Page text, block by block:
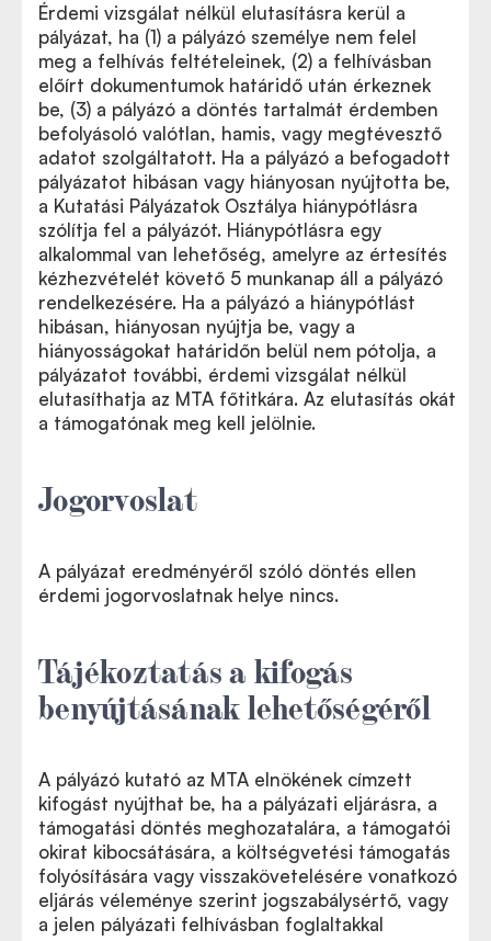
Érdemi vizsgálat nélkül elutasításra kerül a
pályázat, ha (1) a pályázó személye nem felel
meg a felhívás feltételeinek, (2) a felhívásban
előírt dokumentumok határidő után érkeznek
be, (3) a pályázó a döntés tartalmát érdemben
befolyásoló valótlan, hamis, vagy megtévesztő
adatot szolgáltatott. Ha a pályázó a befogadott
pályázatot hibásan vagy hiányosan nyújtotta be,
a Kutatási Pályázatok Osztálya hiánypótlásra
szólítja fel a pályázót. Hiánypótlásra egy
alkalommal van lehetőség, amelyre az értesítés
kézhezvételét követő 5 munkanap áll a pályázó
rendelkezésére. Ha a pályázó a hiánypótlást
hibásan, hiányosan nyújtja be, vagy a
hiányosságokat határidőn belül nem pótolja, a
pályázatot további, érdemi vizsgálat nélkül
elutasíthatja az MTA főtitkára. Az elutasítás okát
a támogatónak meg kell jelölnie.
Jogorvoslat
A pályázat eredményéről szóló döntés ellen
érdemi jogorvoslatnak helye nincs.
Tájékoztatás a kifogás
benyújtásának lehetőségéről
A pályázó kutató az MTA elnökének címzett
kifogást nyújthat be, ha a pályázati eljárásra, a
támogatási döntés meghozatalára, a támogatói
okirat kibocsátására, a költségvetési támogatás
folyósítására vagy visszakövetelésére vonatkozó
eljárás véleménye szerint jogszabálysértő, vagy
a jelen pályázati felhívásban foglaltakkal